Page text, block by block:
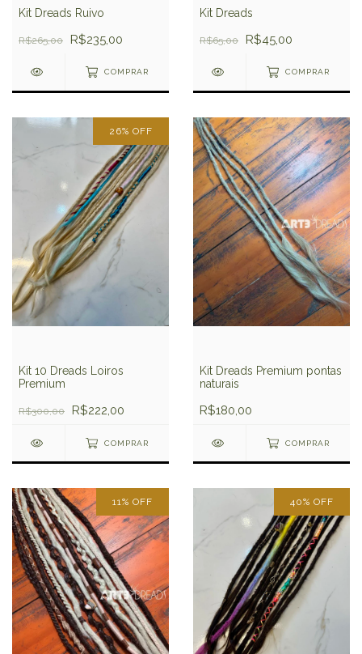
Kit Dreads Ruivo
R$265,00 R$235,00
COMPRAR
Kit Dreads
R$65,00 R$45,00
COMPRAR
26% OFF
Kit 10 Dreads Loiros
Premium
R$300,00 R$222,00
COMPRAR
Kit Dreads Premium pontas
naturais
R$180,00
COMPRAR
11% OFF 40% OFF